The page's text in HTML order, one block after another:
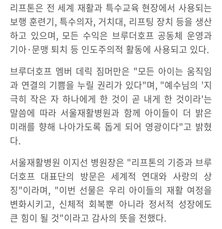
리프톤은 전 세계 재활과 특수교육 현장에서 사용되는
보행 훈련기, 특수의자, 거치대, 리프팅 장치 등을 생산
하고 있으며, 모든 수익은 브루더호프 공동체 운영과
기아·문맹 퇴치 등 인도주의적 활동에 사용되고 있다.
브루더호프 멤버 데릭 짐머만은 "모든 아이는 움직임
과 연결의 기쁨을 누릴 권리가 있다"며, "예수님의 '지
극히 작은 자 하나에게 한 것이 곧 내게 한 것이라'는
말씀에 따라 서울재활병원과 함께 아이들이 더 밝은
미래를 향해 나아가도록 돕게 되어 영광이다"고 밝혔
다.
서울재활병원 이지선 병원장은 "리프톤의 기증과 브루
더호프 대표단의 방문은 세계적 연대와 사랑의 상
징"이라며, "이번 선물은 우리 아이들의 재활 여정을
변화시키고, 신체적 회복뿐 아니라 정서적 성장에도
큰 힘이 될 것"이라고 감사의 뜻을 전했다.